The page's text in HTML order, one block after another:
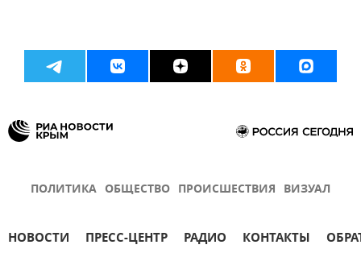
ПОЛИТИКА ОБЩЕСТВО ПРОИСШЕСТВИЯ ВИЗУАЛ
НОВОСТИ ПРЕСС-ЦЕНТР РАДИО КОНТАКТЫ